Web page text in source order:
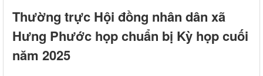
Thường trực Hội đồng nhân dân xã
Hưng Phước họp chuẩn bị Kỳ họp cuối
năm 2025